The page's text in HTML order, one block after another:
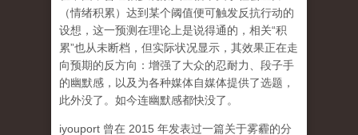
（情绪积累）达到某个阈值便可触发反抗行动的
设想，这一预测在理论上是说得通的，相关“积
累”也从未断档，但实际状况显示，其效果正在走
向预期的反方向：增强了大众的忍耐力、段子手
的幽默感，以及为各种媒体自媒体提供了选题，
此外没了。如今连幽默感都快没了。
iyouport 曾在 2015 年发表过一篇关于雾霾的分